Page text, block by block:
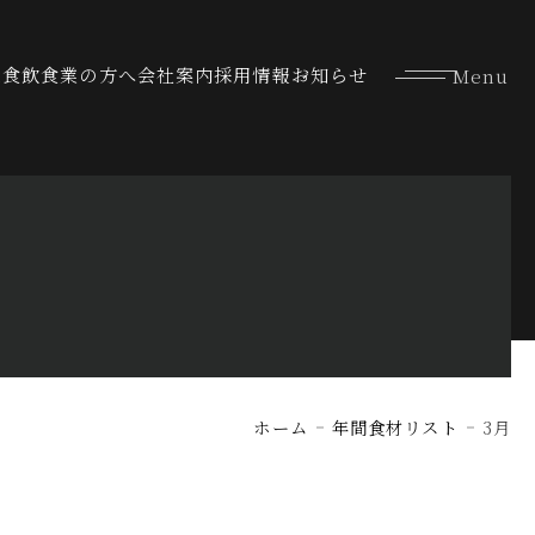
飲食業の方へ会社案内採用情報お知らせ
ホーム 年間食材リスト 3月